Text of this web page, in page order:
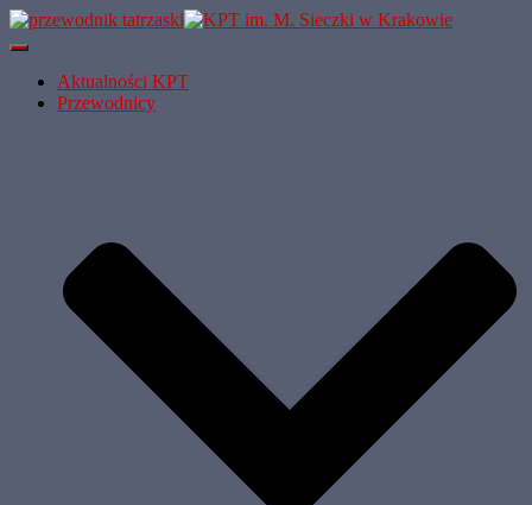
Przełącz
NawigacjęAktualności KPT
Przewodnicy